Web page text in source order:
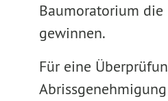
Baumoratorium
gewinnen.
Für eine